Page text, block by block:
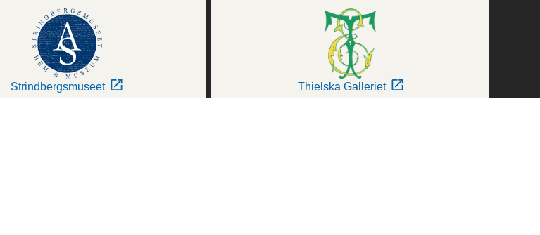
Strindbergsmuseet Thielska Galleriet